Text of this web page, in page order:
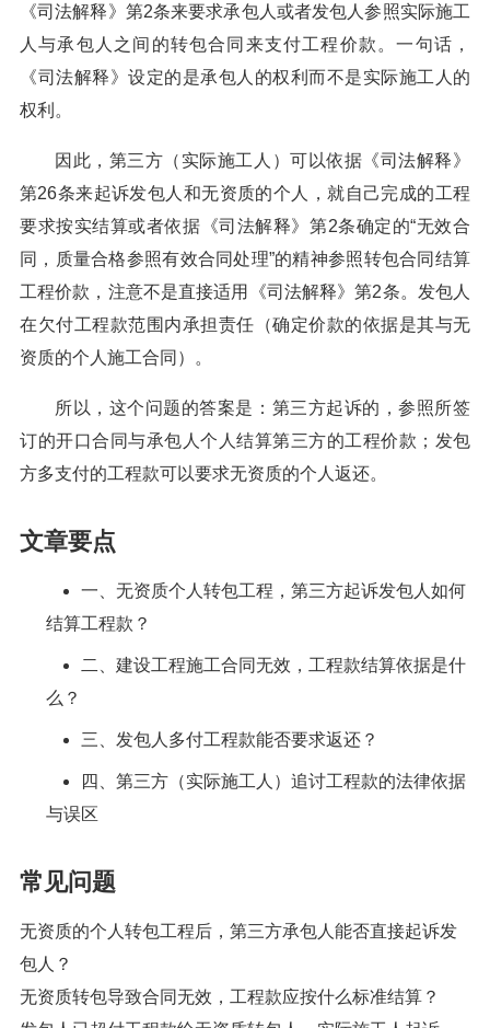
《司法解释》第2条来要求承包人或者发包人参照实际施工
人与承包人之间的转包合同来支付工程价款。一句话，
《司法解释》设定的是承包人的权利而不是实际施工人的
权利。
因此，第三方（实际施工人）可以依据《司法解释》
第26条来起诉发包人和无资质的个人，就自己完成的工程
要求按实结算或者依据《司法解释》第2条确定的“无效合
同，质量合格参照有效合同处理”的精神参照转包合同结算
工程价款，注意不是直接适用《司法解释》第2条。发包人
在欠付工程款范围内承担责任（确定价款的依据是其与无
资质的个人施工合同）。
所以，这个问题的答案是：第三方起诉的，参照所签
订的开口合同与承包人个人结算第三方的工程价款；发包
方多支付的工程款可以要求无资质的个人返还。
文章要点
一、无资质个人转包工程，第三方起诉发包人如何
结算工程款？
二、建设工程施工合同无效，工程款结算依据是什
么？
三、发包人多付工程款能否要求返还？
四、第三方（实际施工人）追讨工程款的法律依据
与误区
常见问题
无资质的个人转包工程后，第三方承包人能否直接起诉发
包人？
无资质转包导致合同无效，工程款应按什么标准结算？